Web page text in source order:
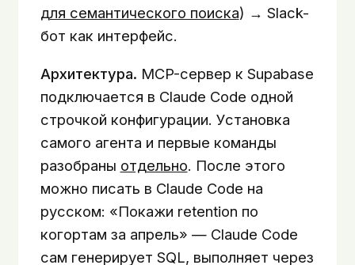
для семантического поиска) → Slack-
бот как интерфейс.
Архитектура. MCP-сервер к Supabase
подключается в Claude Code одной
строчкой конфигурации. Установка
самого агента и первые команды
разобраны отдельно. После этого
можно писать в Claude Code на
русском: «Покажи retention по
когортам за апрель» — Claude Code
сам генерирует SQL, выполняет через